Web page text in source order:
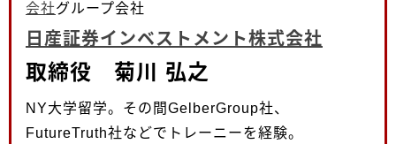
会社グループ会社
日産証券インベストメント株式会社
取締役 菊川 弘之
NY大学留学。その間GelberGroup社、
FutureTruth社などでトレーニーを経験。